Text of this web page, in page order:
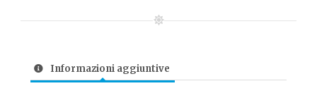
Informazioni aggiuntive